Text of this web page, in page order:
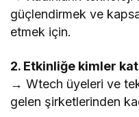
güçlendirmek ve
etmek için.
2. Etkinliğe kimler
→ Wtech üyeleri ve
gelen şirketlerinden